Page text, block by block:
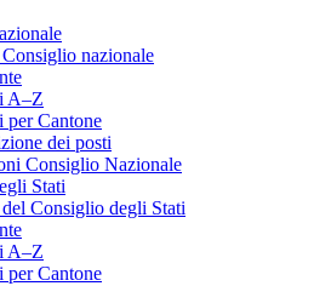
nazionale
A–Z
per Cantone
dei posti
Consiglio Nazionale
Stati
Consiglio degli Stati
A–Z
per Cantone